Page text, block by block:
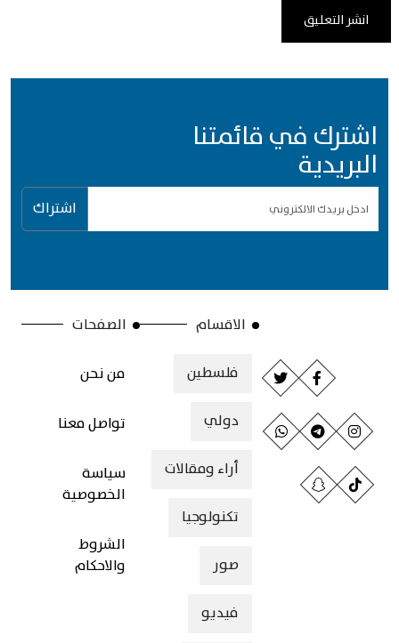
اشترك في قائمتنا
البريدية
اشتراك
الاقسام
فلسطين
دولي
أراء ومقالات
تكنولوجيا
صور
فيديو
الصفحات
من نحن
تواصل معنا
سياسة
الخصوصية
الشروط
والاحكام